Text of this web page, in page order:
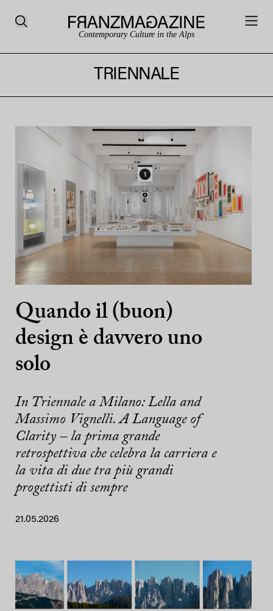
Contemporary Culture in the Alps
TRIENNALE
Quando il (buon)
design è davvero uno
solo
In Triennale a Milano: Lella and
Massimo Vignelli. A Language of
Clarity – la prima grande
retrospettiva che celebra la carriera e
la vita di due tra più grandi
progettisti di sempre
21.05.2026